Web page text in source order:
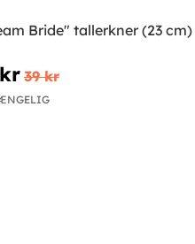
Bride" tallerkner (23 cm)
39 kr